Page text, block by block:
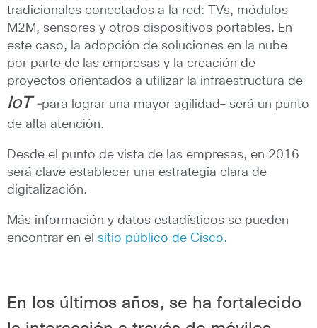
tradicionales conectados a la red: TVs, módulos
M2M, sensores y otros dispositivos portables. En
este caso, la adopción de soluciones en la nube
por parte de las empresas y la creación de
proyectos orientados a utilizar la infraestructura de
IoT ―para lograr una mayor agilidad― será un punto
de alta atención.
Desde el punto de vista de las empresas, en 2016
será clave establecer una estrategia clara de
digitalización.
Más información y datos estadísticos se pueden
encontrar en el sitio público de Cisco.
En los últimos años, se ha fortalecido